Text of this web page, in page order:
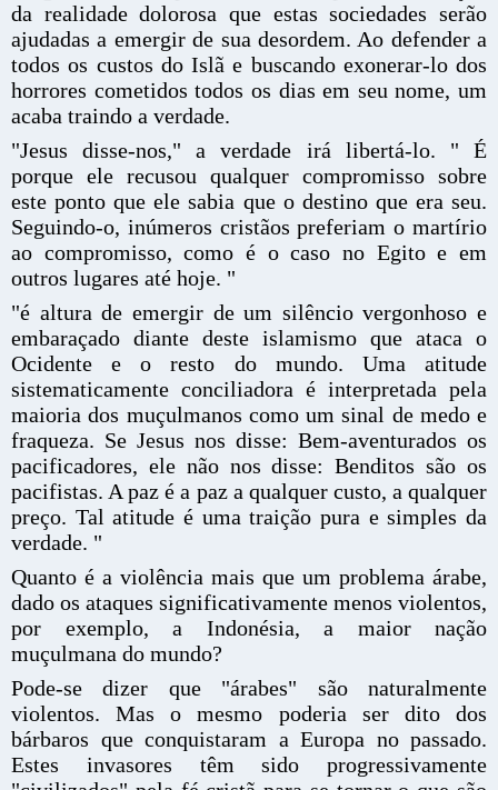
da realidade dolorosa que estas sociedades serão
ajudadas a emergir de sua desordem. Ao defender a
todos os custos do Islã e buscando exonerar-lo dos
horrores cometidos todos os dias em seu nome, um
acaba traindo a verdade.
"Jesus disse-nos," a verdade irá libertá-lo. " É
porque ele recusou qualquer compromisso sobre
este ponto que ele sabia que o destino que era seu.
Seguindo-o, inúmeros cristãos preferiam o martírio
ao compromisso, como é o caso no Egito e em
outros lugares até hoje. "
"é altura de emergir de um silêncio vergonhoso e
embaraçado diante deste islamismo que ataca o
Ocidente e o resto do mundo. Uma atitude
sistematicamente conciliadora é interpretada pela
maioria dos muçulmanos como um sinal de medo e
fraqueza. Se Jesus nos disse: Bem-aventurados os
pacificadores, ele não nos disse: Benditos são os
pacifistas. A paz é a paz a qualquer custo, a qualquer
preço. Tal atitude é uma traição pura e simples da
verdade. "
Quanto é a violência mais que um problema árabe,
dado os ataques significativamente menos violentos,
por exemplo, a Indonésia, a maior nação
muçulmana do mundo?
Pode-se dizer que "árabes" são naturalmente
violentos. Mas o mesmo poderia ser dito dos
bárbaros que conquistaram a Europa no passado.
Estes invasores têm sido progressivamente